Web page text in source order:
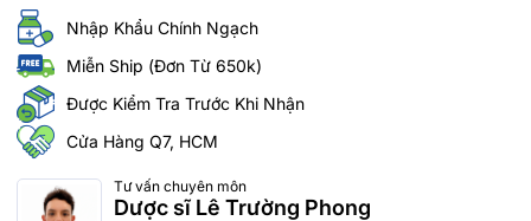
Nhập Khẩu Chính Ngạch
Miễn Ship (Đơn Từ 650k)
Được Kiểm Tra Trước Khi Nhận
Cửa Hàng Q7, HCM
Tư vấn chuyên môn
Dược sĩ Lê Trường Phong